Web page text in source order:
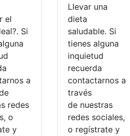
el
Si
a
redes
o
y
Llevar una
dieta
saludable. Si
tienes alguna
inquietud
recuerda
contactarnos a
través
de nuestras
redes sociales,
o regístrate y